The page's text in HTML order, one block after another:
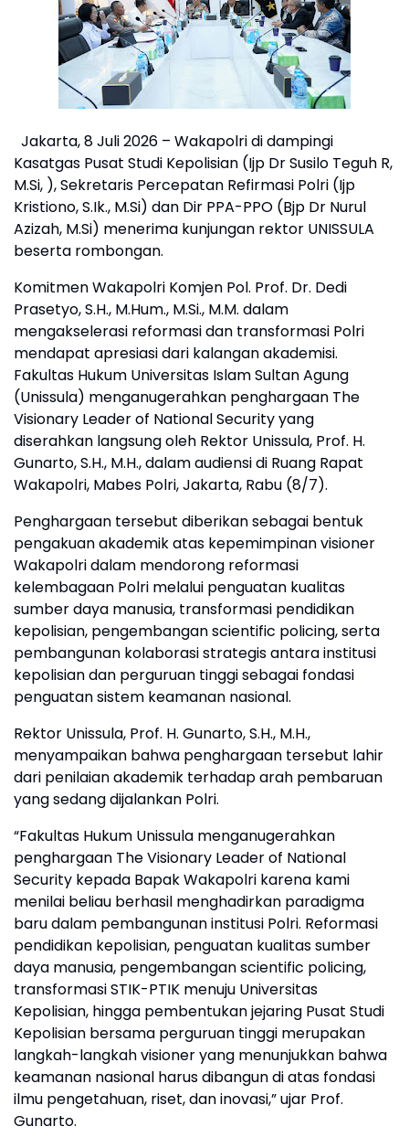
Jakarta, 8 Juli 2026 – Wakapolri di dampingi
Kasatgas Pusat Studi Kepolisian (Ijp Dr Susilo Teguh R,
M.Si, ), Sekretaris Percepatan Refirmasi Polri (Ijp
Kristiono, S.Ik., M.Si) dan Dir PPA-PPO (Bjp Dr Nurul
Azizah, M.Si) menerima kunjungan rektor UNISSULA
beserta rombongan.
Komitmen Wakapolri Komjen Pol. Prof. Dr. Dedi
Prasetyo, S.H., M.Hum., M.Si., M.M. dalam
mengakselerasi reformasi dan transformasi Polri
mendapat apresiasi dari kalangan akademisi.
Fakultas Hukum Universitas Islam Sultan Agung
(Unissula) menganugerahkan penghargaan The
Visionary Leader of National Security yang
diserahkan langsung oleh Rektor Unissula, Prof. H.
Gunarto, S.H., M.H., dalam audiensi di Ruang Rapat
Wakapolri, Mabes Polri, Jakarta, Rabu (8/7).
Penghargaan tersebut diberikan sebagai bentuk
pengakuan akademik atas kepemimpinan visioner
Wakapolri dalam mendorong reformasi
kelembagaan Polri melalui penguatan kualitas
sumber daya manusia, transformasi pendidikan
kepolisian, pengembangan scientific policing, serta
pembangunan kolaborasi strategis antara institusi
kepolisian dan perguruan tinggi sebagai fondasi
penguatan sistem keamanan nasional.
Rektor Unissula, Prof. H. Gunarto, S.H., M.H.,
menyampaikan bahwa penghargaan tersebut lahir
dari penilaian akademik terhadap arah pembaruan
yang sedang dijalankan Polri.
“Fakultas Hukum Unissula menganugerahkan
penghargaan The Visionary Leader of National
Security kepada Bapak Wakapolri karena kami
menilai beliau berhasil menghadirkan paradigma
baru dalam pembangunan institusi Polri. Reformasi
pendidikan kepolisian, penguatan kualitas sumber
daya manusia, pengembangan scientific policing,
transformasi STIK-PTIK menuju Universitas
Kepolisian, hingga pembentukan jejaring Pusat Studi
Kepolisian bersama perguruan tinggi merupakan
langkah-langkah visioner yang menunjukkan bahwa
keamanan nasional harus dibangun di atas fondasi
ilmu pengetahuan, riset, dan inovasi,” ujar Prof.
Gunarto.